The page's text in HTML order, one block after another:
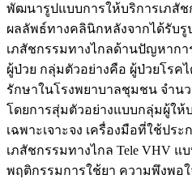
พัฒนารูปแบบการให้บริการเภสั
ผลลัพธ์ทางคลินิกหลังจากได้รับรู
เภสัชกรรมทางไกลด้านปัญหาก
ผู้ป่วย กลุ่มตัวอย่างคือ ผู้ป่วยโรค
รักษาในโรงพยาบาลชุมชน จำน
โดยการสุ่มตัวอย่างแบบกลุ่มผู้ให้
เฉพาะเจาะจง เครื่องมือที่ใช้ปร
เภสัชกรรมทางไกล Tele VHV
พฤติกรรมการใช้ยา ความพึงพอ